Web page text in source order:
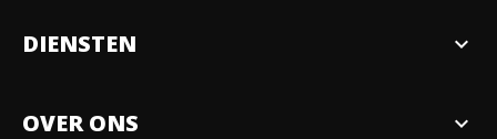
DIENSTEN expand_more
OVER ONS expand_more